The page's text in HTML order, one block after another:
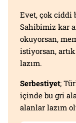
Evet, çok ciddi
Sahibimiz kar
okuyorsan,
istiyorsan,
lazım.
Serbestiyet;
içinde bu gri
alanlar lazım